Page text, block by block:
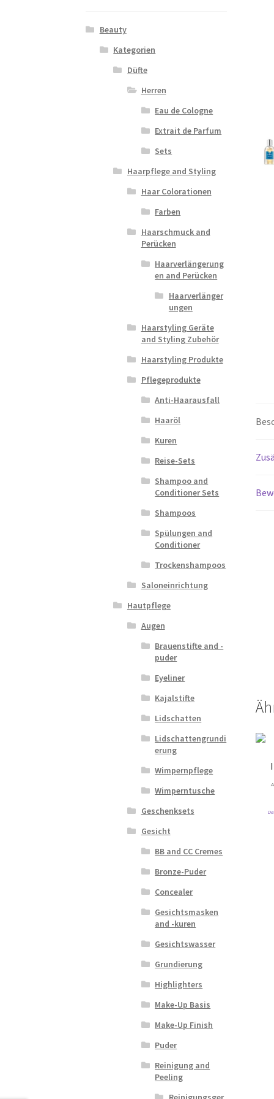
Beauty
Kategorien
Düfte
Herren
Eau de Cologne
Extrait de Parfum
Sets
Haarpflege and Styling
Haar Colorationen
Farben
Haarschmuck and
Perücken
Haarverlängerung
en and Perücken
Haarverlänger
ungen
Haarstyling Geräte
and Styling Zubehör
Haarstyling Produkte
Pflegeprodukte
Anti-Haarausfall
Haaröl
Kuren
Reise-Sets
Shampoo and
Conditioner Sets
Shampoos
Spülungen and
Conditioner
Trockenshampoos
Saloneinrichtung
Hautpflege
Augen
Brauenstifte and -
puder
Eyeliner
Kajalstifte
Lidschatten
Lidschattengrundi
erung
Wimpernpflege
Wimperntusche
Geschenksets
Gesicht
BB and CC Cremes
Bronze-Puder
Concealer
Gesichtsmasken
and -kuren
Gesichtswasser
Grundierung
Highlighters
Make-Up Basis
Make-Up Finish
Puder
Reinigung and
Peeling